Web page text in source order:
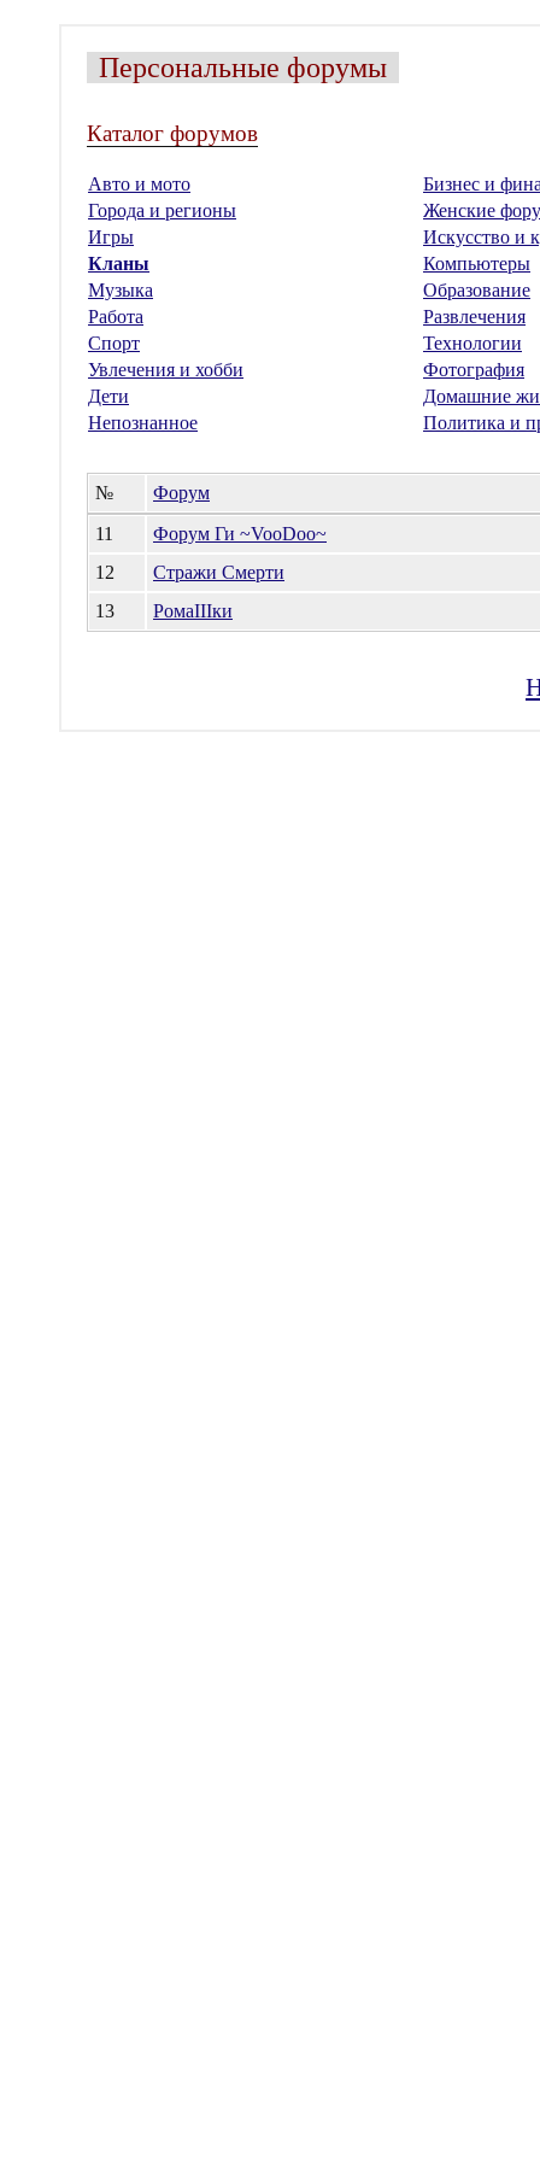
Персональные форумы
Каталог форумов
Авто и мото
Бизнес и
Города и регионы
Женские
Игры
Искусство и
Кланы
Компьютеры
Музыка
Образование
Работа
Развлечения
Спорт
Технологии
Увлечения и хобби
Фотография
Дети
Домашние
Непознанное
Политика и
№
Форум
11
Форум Ги ~VooDoo~
12
Стражи Смерти
13
РомаIIIки